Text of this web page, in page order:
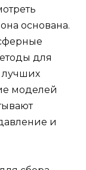
основана.
для
моделей
и